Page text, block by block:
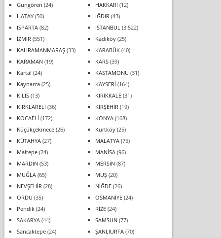
Güngören (24) HAKKARİ (12)
HATAY(50) IĞDIR (43)
ISPARTA(82) İSTANBUL (3.522)
İZMİR (551) Kadıköy(25)
KAHRAMANMARAŞ(33) KARABÜK(40)
KARAMAN(19) KARS(39)
Kartal (24) KASTAMONU (31)
Kaynarca(25) KAYSERİ (164)
KİLİS(13) KIRIKKALE(31)
KIRKLARELİ (36) KIRŞEHİR (19)
KOCAELİ (172) KONYA(168)
Küçükçekmece(26) Kurtköy(25)
KÜTAHYA(27) MALATYA(75)
Maltepe(24) MANİSA(96)
MARDİN(53) MERSİN(87)
MUĞLA(65) MUŞ(20)
NEVŞEHİR (28) NİĞDE(26)
ORDU (35) OSMANİYE(24)
Pendik(24) RİZE(24)
SAKARYA(44) SAMSUN(77)
Sancaktepe(24) ŞANLIURFA(70)